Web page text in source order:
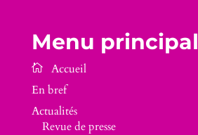
Menu principal
En bref
Actualités
Revue de presse